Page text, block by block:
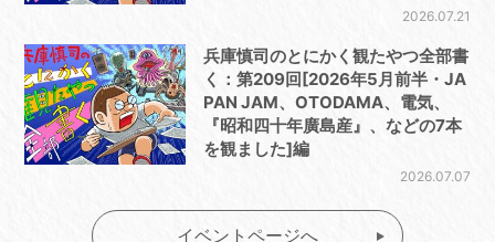
2026.07.21
兵庫慎司のとにかく観たやつ全部書
く：第209回[2026年5月前半・JA
PAN JAM、OTODAMA、電気、
『昭和四十年廣島産』、などの7本
を観ました]編
2026.07.07
イベントページへ